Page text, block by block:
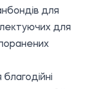
для
для